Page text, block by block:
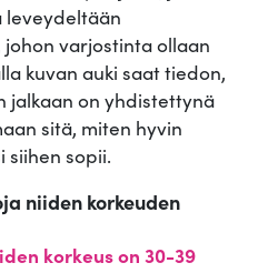
leveydeltään
varjostinta ollaan
kuvan auki saat tiedon,
jalkaan on yhdistettynä
sitä, miten hyvin
siihen sopii.
niiden korkeuden
korkeus on 30-39